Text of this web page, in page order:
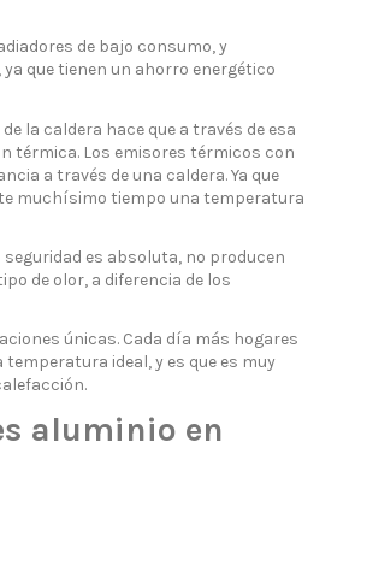
de bajo consumo, y
que tienen un ahorro energético
la caldera hace que a través de esa
térmica. Los emisores térmicos con
a través de una caldera. Ya que
muchísimo tiempo una temperatura
es absoluta, no producen
de olor, a diferencia de los
únicas. Cada día más hogares
ideal, y es que es muy
aluminio en